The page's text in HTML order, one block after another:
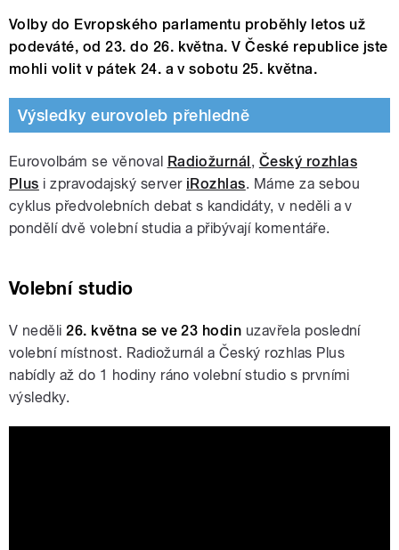
Volby do Evropského parlamentu proběhly letos už
podeváté, od 23. do 26. května. V České republice jste
mohli volit v pátek 24. a v sobotu 25. května.
Výsledky eurovoleb přehledně
Eurovolbám se věnoval Radiožurnál, Český rozhlas
Plus i zpravodajský server iRozhlas. Máme za sebou
cyklus předvolebních debat s kandidáty, v neděli a v
pondělí dvě volební studia a přibývají komentáře.
Volební studio
V neděli26. května se ve 23 hodin uzavřela poslední
volební místnost. Radiožurnál a Český rozhlas Plus
nabídly až do 1 hodiny ráno volební studio s prvními
výsledky.